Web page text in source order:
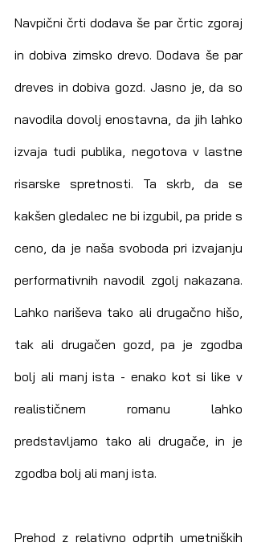
Navpični črti dodava še par črtic zgoraj
in dobiva zimsko drevo. Dodava še par
dreves in dobiva gozd. Jasno je, da so
navodila dovolj enostavna, da jih lahko
izvaja tudi publika, negotova v lastne
risarske spretnosti. Ta skrb, da se
kakšen gledalec ne bi izgubil, pa pride s
ceno, da je naša svoboda pri izvajanju
performativnih navodil zgolj nakazana.
Lahko nariševa tako ali drugačno hišo,
tak ali drugačen gozd, pa je zgodba
bolj ali manj ista - enako kot si like v
realističnem romanu lahko
predstavljamo tako ali drugače, in je
zgodba bolj ali manj ista.
Prehod z relativno odprtih umetniških